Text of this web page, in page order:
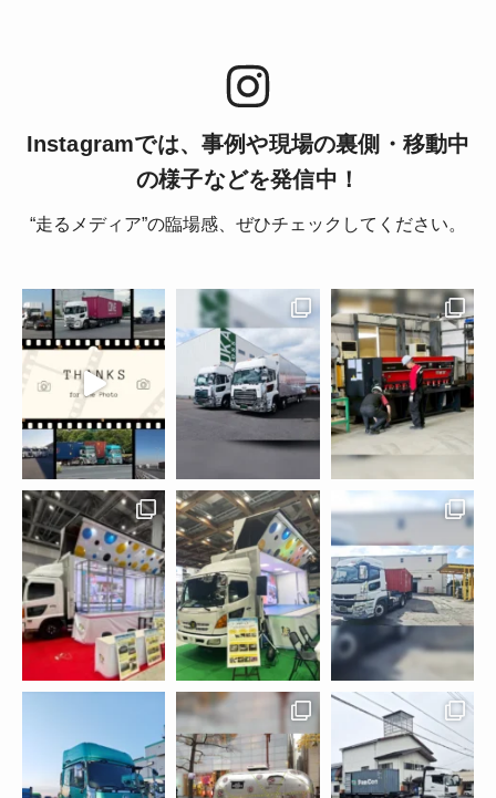
Instagramでは、事例や現場の裏側・移動中
の様子などを発信中！
“走るメディア”の臨場感、ぜひチェックしてください。